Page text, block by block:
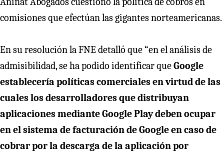
comisiones que efectúan las gigantes norteamericanas.
En su resolución la FNE detalló que “en el análisis de
admisibilidad, se ha podido identificar queGoogle
establecería políticas comerciales en virtud de las
cuales los desarrolladores que distribuyan
aplicaciones mediante Google Play deben ocupar
en el sistema de facturación de Google en caso de
cobrar por la descarga de la aplicación por